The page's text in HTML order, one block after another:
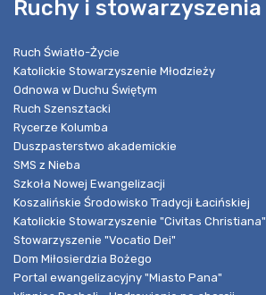
Ruchy i stowarzyszenia
Ruch Światło-Życie
Katolickie Stowarzyszenie Młodzieży
Odnowa w Duchu Świętym
Ruch Szensztacki
Rycerze Kolumba
Duszpasterstwo akademickie
SMS z Nieba
Szkoła Nowej Ewangelizacji
Koszalińskie Środowisko Tradycji Łacińskiej
Katolickie Stowarzyszenie "Civitas Christiana"
Stowarzyszenie "Vocatio Dei"
Dom Miłosierdzia Bożego
Portal ewangelizacyjny "Miasto Pana"